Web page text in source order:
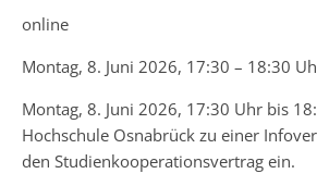
online
Montag, 8. Juni 2026, 17:30 – 18:30
Montag, 8. Juni 2026, 17:30 Uhr bis
Hochschule Osnabrück zu einer
den Studienkooperationsvertrag ein.